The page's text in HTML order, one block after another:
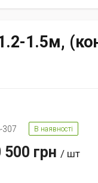
1.5м,
307 В наявності
500 грн / шт